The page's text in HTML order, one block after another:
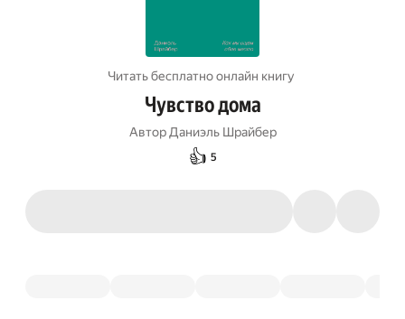
Читать бесплатно онлайн книгу
Чувство дома
Автор Даниэль Шрайбер
👍 5